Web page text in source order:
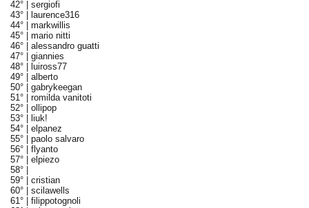
42° | sergiofi
43° |
laurence316
44° | markwillis
45° | mario nitti
46° | alessandro guatti
47° | giannies
48° |
luiross77
49° | alberto
50° | gabrykeegan
51° | romilda vanitoti
52° | ollipop
53° |
liuk!
54° | elpanez
55° | paolo salvaro
56° | flyanto
57° | elpiezo
58° |
59° | cristian
60° | scilawells
61° | filippotognoli